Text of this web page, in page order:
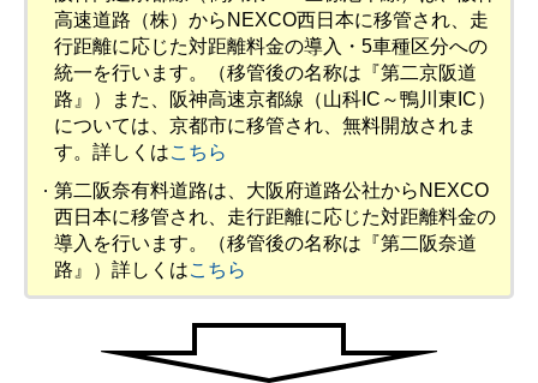
高速道路（株）からNEXCO西日本に移管され、走
行距離に応じた対距離料金の導入・5車種区分への
統一を行います。（移管後の名称は『第二京阪道
路』）また、阪神高速京都線（山科IC～鴨川東IC）
については、京都市に移管され、無料開放されま
す。詳しくはこちら
第二阪奈有料道路は、大阪府道路公社からNEXCO
西日本に移管され、走行距離に応じた対距離料金の
導入を行います。（移管後の名称は『第二阪奈道
路』）詳しくはこちら